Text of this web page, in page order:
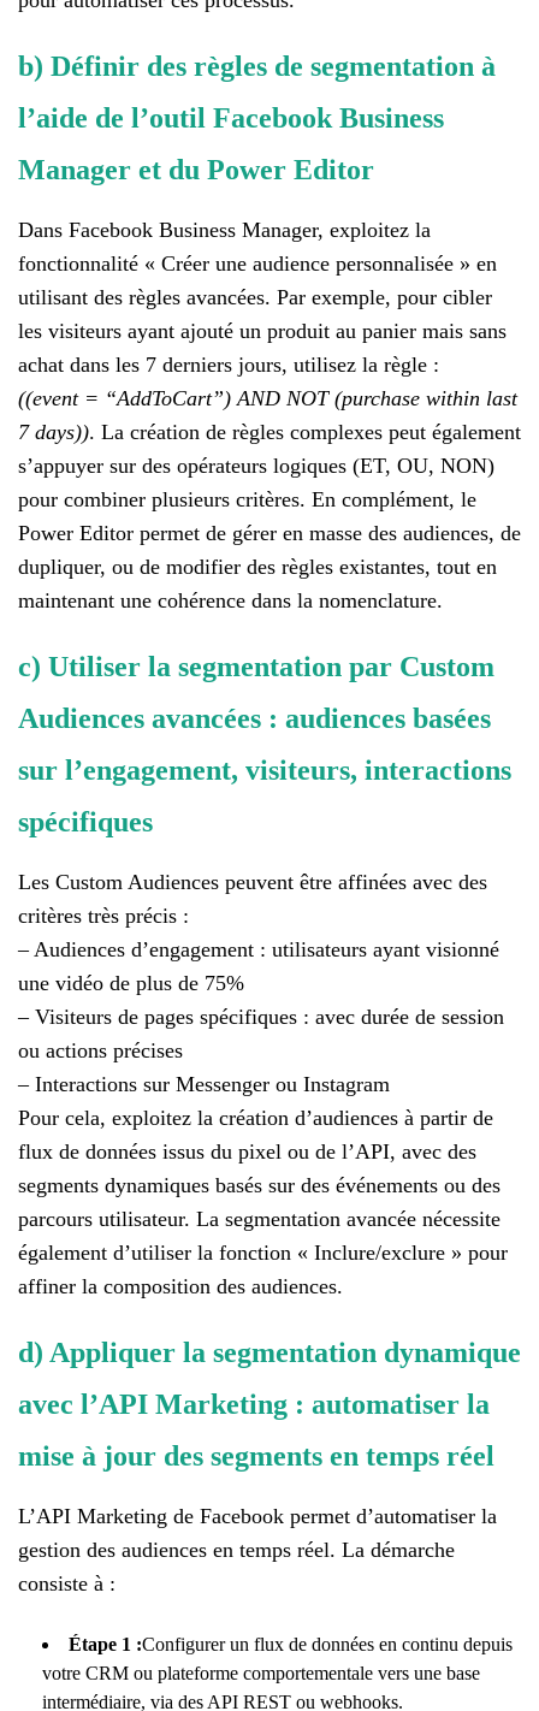
b) Définir des règles de segmentation à
l’aide de l’outil Facebook Business
Manager et du Power Editor
Dans Facebook Business Manager, exploitez la
fonctionnalité « Créer une audience personnalisée » en
utilisant des règles avancées. Par exemple, pour cibler
les visiteurs ayant ajouté un produit au panier mais sans
achat dans les 7 derniers jours, utilisez la règle :
((event = “AddToCart”) AND NOT (purchase within last
7 days)). La création de règles complexes peut également
s’appuyer sur des opérateurs logiques (ET, OU, NON)
pour combiner plusieurs critères. En complément, le
Power Editor permet de gérer en masse des audiences, de
dupliquer, ou de modifier des règles existantes, tout en
maintenant une cohérence dans la nomenclature.
c) Utiliser la segmentation par Custom
Audiences avancées : audiences basées
sur l’engagement, visiteurs, interactions
spécifiques
Les Custom Audiences peuvent être affinées avec des
critères très précis :
– Audiences d’engagement : utilisateurs ayant visionné
une vidéo de plus de 75%
– Visiteurs de pages spécifiques : avec durée de session
ou actions précises
– Interactions sur Messenger ou Instagram
Pour cela, exploitez la création d’audiences à partir de
flux de données issus du pixel ou de l’API, avec des
segments dynamiques basés sur des événements ou des
parcours utilisateur. La segmentation avancée nécessite
également d’utiliser la fonction « Inclure/exclure » pour
affiner la composition des audiences.
d) Appliquer la segmentation dynamique
avec l’API Marketing : automatiser la
mise à jour des segments en temps réel
L’API Marketing de Facebook permet d’automatiser la
gestion des audiences en temps réel. La démarche
consiste à :
Étape 1 :Configurer un flux de données en continu depuis
votre CRM ou plateforme comportementale vers une base
intermédiaire, via des API REST ou webhooks.